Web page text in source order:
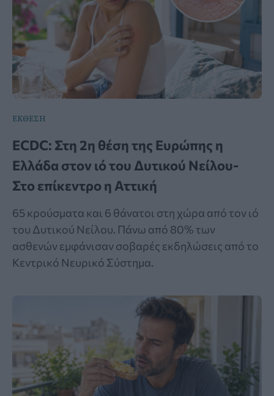
ΕΚΘΕΣΗ
ECDC: Στη 2η θέση της Ευρώπης η
Ελλάδα στον ιό του Δυτικού Νείλου-
Στο επίκεντρο η Αττική
65 κρούσματα και 6 θάνατοι στη χώρα από τον ιό
του Δυτικού Νείλου. Πάνω από 80% των
ασθενών εμφάνισαν σοβαρές εκδηλώσεις από το
Κεντρικό Νευρικό Σύστημα.